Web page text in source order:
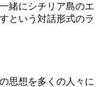
緒にシチリア島のエ
という対話形式のラ
思想を多くの人々に